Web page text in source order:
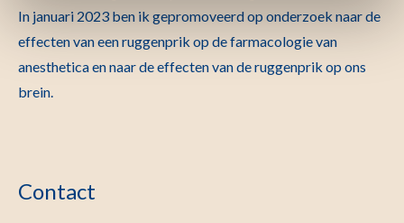
In januari 2023 ben ik gepromoveerd op onderzoek naar de
effecten van een ruggenprik op de farmacologie van
anesthetica en naar de effecten van de ruggenprik op ons
brein.
Contact